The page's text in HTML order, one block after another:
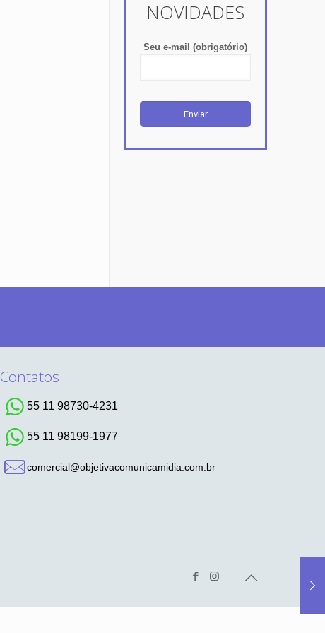
NOVIDADES
Seu e-mail (obrigatório)
Contatos
55 11 98730-4231
55 11 98199-1977
comercial@objetivacomunicamidia.com.br